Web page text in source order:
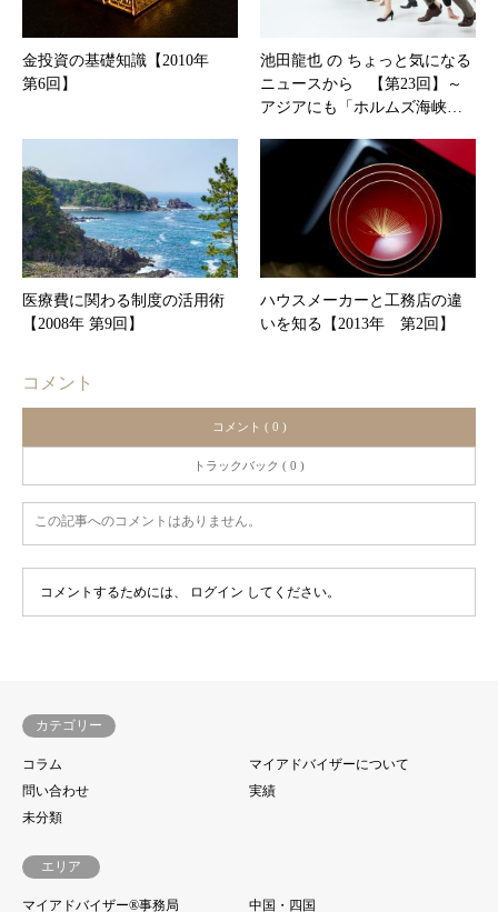
金投資の基礎知識【2010年
第6回】
池田龍也 の ちょっと気になる
ニュースから 【第23回】～
アジアにも「ホルムズ海峡…
医療費に関わる制度の活用術
【2008年 第9回】
ハウスメーカーと工務店の違
いを知る【2013年 第2回】
コメント
コメント ( 0 )
トラックバック ( 0 )
この記事へのコメントはありません。
コメントするためには、 ログイン してください。
カテゴリー
コラム
マイアドバイザーについて
問い合わせ
実績
未分類
エリア
マイアドバイザー®事務局 中国・四国